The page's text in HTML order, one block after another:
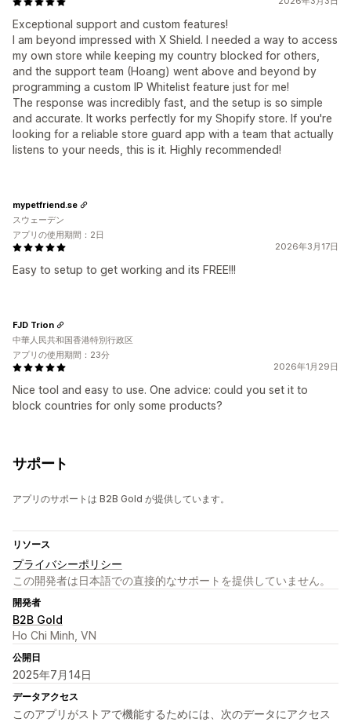
Exceptional support and custom features!
I am beyond impressed with X Shield. I needed a way to access
my own store while keeping my country blocked for others,
and the support team (Hoang) went above and beyond by
programming a custom IP Whitelist feature just for me!
The response was incredibly fast, and the setup is so simple
and accurate. It works perfectly for my Shopify store. If you're
looking for a reliable store guard app with a team that actually
listens to your needs, this is it. Highly recommended!
2026年3月17日
Easy to setup to get working and its FREE!!!
mypetfriend.se
スウェーデン
アプリの使用期間：2日
2026年1月29日
Nice tool and easy to use. One advice: could you set it to
block countries for only some products?
FJD Trion
中華人民共和国香港特別行政区
アプリの使用期間：23分
サポート
アプリのサポートは B2B Gold が提供しています。
リソース
プライバシーポリシー
この開発者は日本語での直接的なサポートを提供していません。
開発者
B2B Gold
Ho Chi Minh, VN
公開日
2025年7月14日
データアクセス
このアプリがストアで機能するためには、次のデータにアクセス